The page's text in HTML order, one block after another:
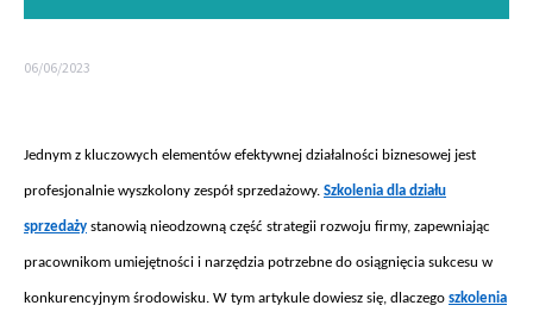
06/06/2023
Jednym z kluczowych elementów efektywnej działalności biznesowej jest
profesjonalnie wyszkolony zespół sprzedażowy. Szkolenia dla działu
sprzedaży stanowią nieodzowną część strategii rozwoju firmy, zapewniając
pracownikom umiejętności i narzędzia potrzebne do osiągnięcia sukcesu w
konkurencyjnym środowisku. W tym artykule dowiesz się, dlaczego szkolenia